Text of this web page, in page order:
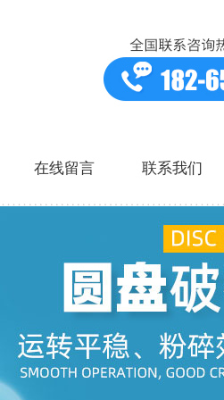
在线留言 联系我们